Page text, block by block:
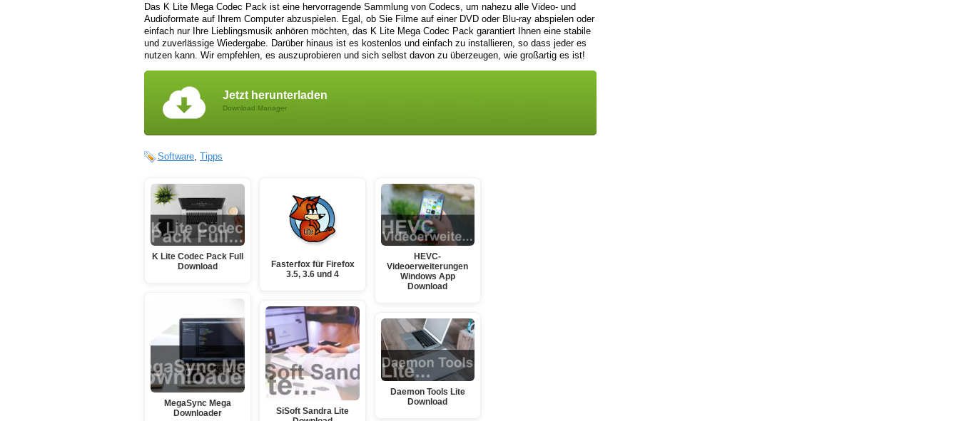
Das K Lite Mega Codec Pack ist eine hervorragende Sammlung von Codecs, um nahezu alle Video- und
Audioformate auf Ihrem Computer abzuspielen. Egal, ob Sie Filme auf einer DVD oder Blu-ray abspielen oder
einfach nur Ihre Lieblingsmusik anhören möchten, das K Lite Mega Codec Pack garantiert Ihnen eine stabile
und zuverlässige Wiedergabe. Darüber hinaus ist es kostenlos und einfach zu installieren, so dass jeder es
nutzen kann. Wir empfehlen, es auszuprobieren und sich selbst davon zu überzeugen, wie großartig es ist!
Jetzt herunterladen
Download Manager
Software Tipps
K Lite Codec Pack Full
Download
MegaSync Mega
Downloader
Fasterfox für Firefox
3.5, 3.6 und 4
SiSoft Sandra Lite
HEVC-
Videoerweiterungen
Windows App
Download
Daemon Tools Lite
Download